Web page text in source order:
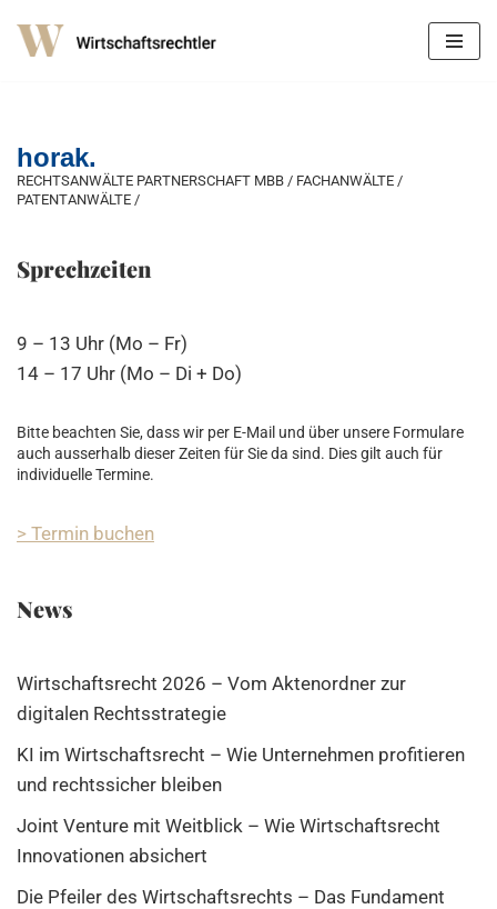
Zum
horak.
RECHTSANWÄLTE PARTNERSCHAFT MBB / FACHANWÄLTE /
PATENTANWÄLTE /
Sprechzeiten
9 – 13 Uhr (Mo – Fr)
14 – 17 Uhr (Mo – Di + Do)
Bitte beachten Sie, dass wir per E-Mail und über unsere Formulare
auch ausserhalb dieser Zeiten für Sie da sind. Dies gilt auch für
individuelle Termine.
> Termin buchen
News
Wirtschaftsrecht 2026 – Vom Aktenordner zur
digitalen Rechtsstrategie
KI im Wirtschaftsrecht – Wie Unternehmen profitieren
und rechtssicher bleiben
Joint Venture mit Weitblick – Wie Wirtschaftsrecht
Innovationen absichert
Die Pfeiler des Wirtschaftsrechts – Das Fundament